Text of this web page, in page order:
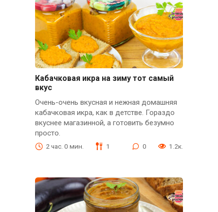
Кабачковая икра на зиму тот самый
вкус
Очень-очень вкусная и нежная домашняя
кабачковая икра, как в детстве. Гораздо
вкуснее магазинной, а готовить безумно
просто.
2 час. 0 мин. 1 0 1.2к.